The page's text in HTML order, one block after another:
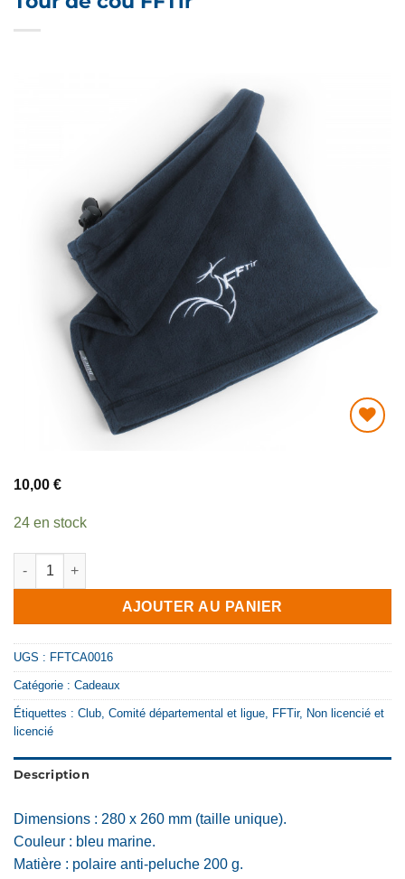
10,00 €
24 en stock
quantité de Tour de cou FFTir
AJOUTER AU PANIER
UGS : FFTCA0016
Catégorie : Cadeaux
Étiquettes : Club Comité départemental et ligue FFTir, Non licencié et
licencié
Description
Dimensions : 280 x 260 mm (taille unique).
Couleur : bleu marine.
Matière : polaire anti-peluche 200 g.